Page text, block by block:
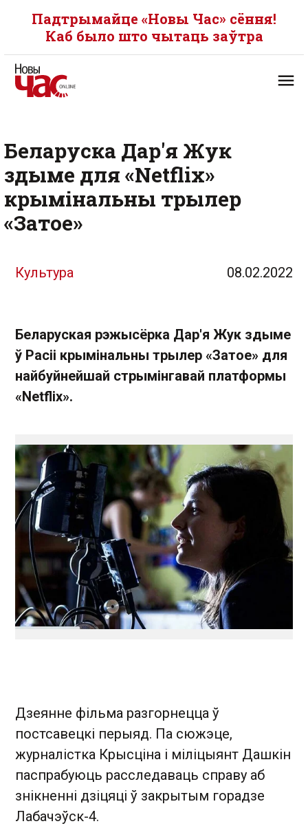
Падтрымайце «Новы Час» сёння!
Каб было што чытаць заўтра
Беларуска Дар'я Жук
здыме для «Netflix»
крымінальны трылер
«Затое»
Культура 08.02.2022
Беларуская рэжысёрка Дар'я Жук здыме
ў Расіі крымінальны трылер «Затое» для
найбуйнейшай стрымінгавай платформы
«Netflix».
Дзеянне фільма разгорнецца ў
постсавецкі перыяд. Па сюжэце,
журналістка Крысціна і міліцыянт Дашкін
паспрабуюць расследаваць справу аб
знікненні дзіцяці ў закрытым горадзе
Лабачэўск-4.